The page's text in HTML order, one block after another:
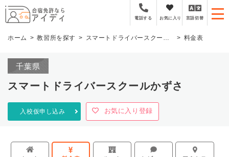
全国厳選の合宿免許プ
電話する お気に入り 言語切替
ホーム 教習所を探す スマートドライバースクールかずさ 料金表
千葉県
スマートドライバースクールかずさ
入校仮申し込み お気に入り登録